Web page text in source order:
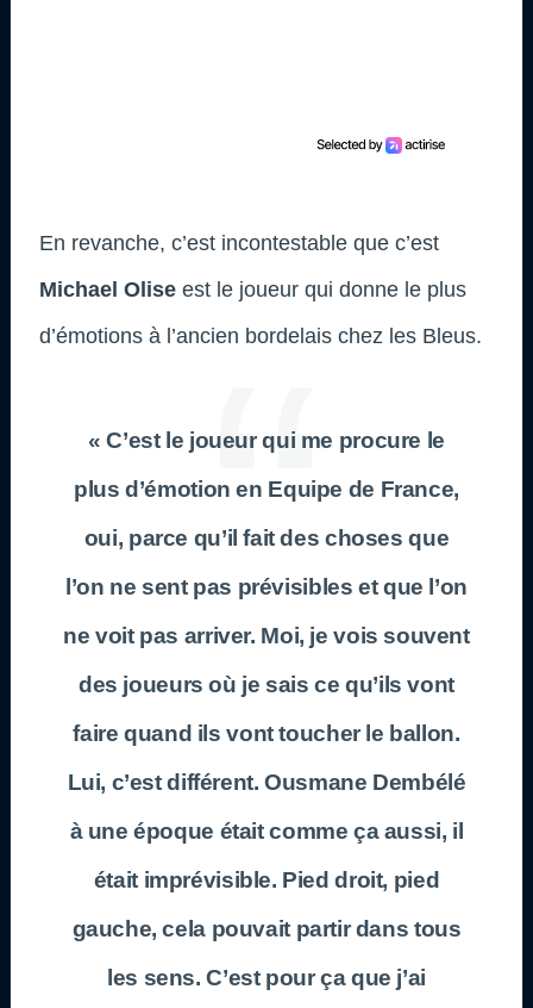
En revanche, c’est incontestable que c’est
Michael Olise est le joueur qui donne le plus
d’émotions à l’ancien bordelais chez les Bleus.
« C’est le joueur qui me procure le
plus d’émotion en Equipe de France,
oui, parce qu’il fait des choses que
l’on ne sent pas prévisibles et que l’on
ne voit pas arriver. Moi, je vois souvent
des joueurs où je sais ce qu’ils vont
faire quand ils vont toucher le ballon.
Lui, c’est différent. Ousmane Dembélé
à une époque était comme ça aussi, il
était imprévisible. Pied droit, pied
gauche, cela pouvait partir dans tous
les sens. C’est pour ça que j’ai